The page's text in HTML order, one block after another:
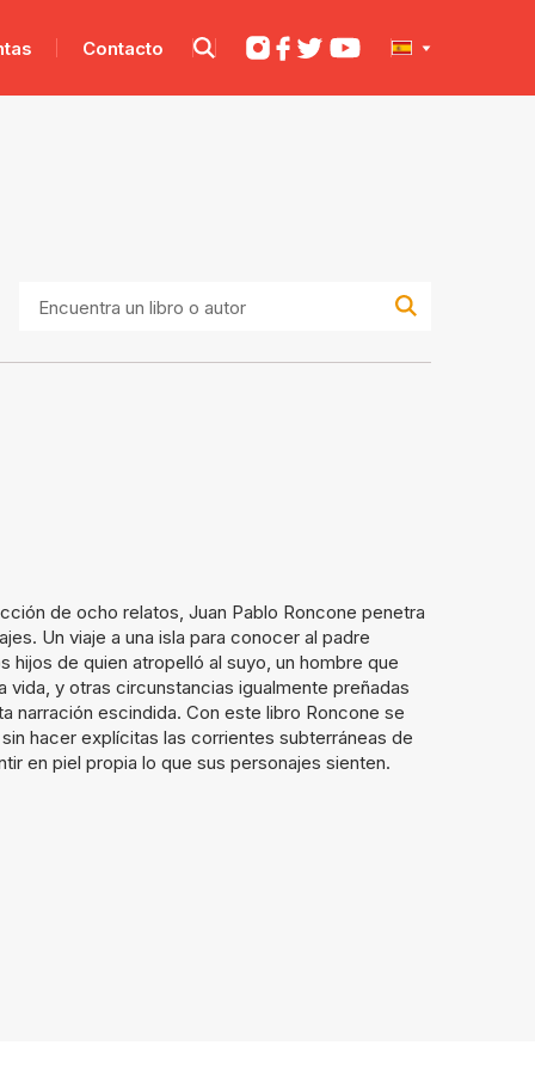
Contacto
o
de ocho relatos, Juan Pablo Roncone penetra
Un viaje a una isla para conocer al padre
hijos de quien atropelló al suyo, un hombre que
y otras circunstancias igualmente preñadas
narración escindida. Con este libro Roncone se
hacer explícitas las corrientes subterráneas de
en piel propia lo que sus personajes sienten.